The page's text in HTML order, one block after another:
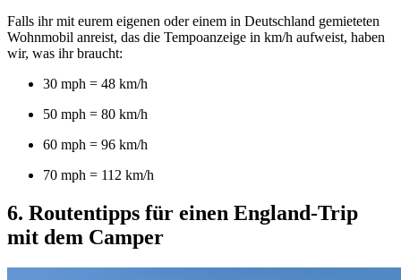
Falls ihr mit eurem eigenen oder einem in Deutschland gemieteten
Wohnmobil anreist, das die Tempoanzeige in km/h aufweist, haben
wir, was ihr braucht:
30 mph = 48 km/h
50 mph = 80 km/h
60 mph = 96 km/h
70 mph = 112 km/h
6. Routentipps für einen England-Trip
mit dem Camper